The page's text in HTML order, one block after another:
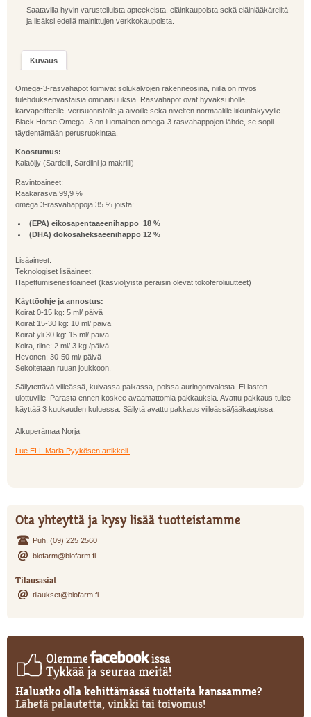
Saatavilla hyvin varustelluista apteekeista, eläinkaupoista sekä eläinlääkäreiltä
ja lisäksi edellä mainittujen verkkokaupoista.
Kuvaus
Omega-3-rasvahapot toimivat solukalvojen rakenneosina, niillä on myös
tulehduksenvastaisia ominaisuuksia. Rasvahapot ovat hyväksi iholle,
karvapeitteelle, verisuonistolle ja aivoille sekä nivelten normaalille liikuntakyvylle.
Black Horse Omega -3 on luontainen omega-3 rasvahappojen lähde, se sopii
täydentämään perusruokintaa.
Koostumus:
Kalaöljy (Sardelli, Sardiini ja makrilli)
Ravintoaineet:
Raakarasva 99,9 %
omega 3-rasvahappoja 35 % joista:
(EPA) eikosapentaaeenihappo 18 %
(DHA) dokosaheksaeenihappo 12 %
Lisäaineet:
Teknologiset lisäaineet:
Hapettumisenestoaineet (kasviöljyistä peräisin olevat tokoferoliuutteet)
Käyttöohje ja annostus:
Koirat 0-15 kg: 5 ml/ päivä
Koirat 15-30 kg: 10 ml/ päivä
Koirat yli 30 kg: 15 ml/ päivä
Koira, tiine: 2 ml/ 3 kg /päivä
Hevonen: 30-50 ml/ päivä
Sekoitetaan ruuan joukkoon.
Säilytettävä viileässä, kuivassa paikassa, poissa auringonvalosta. Ei lasten
ulottuville. Parasta ennen koskee avaamattomia pakkauksia. Avattu pakkaus tulee
käyttää 3 kuukauden kuluessa. Säilytä avattu pakkaus viileässä/jääkaapissa.
Alkuperämaa Norja
Lue ELL Maria Pyykösen artikkeli
Ota yhteyttä ja kysy lisää tuotteistamme
Puh. (09) 225 2560
biofarm@biofarm.fi
Tilausasiat
tilaukset@biofarm.fi
Haluatko olla kehittämässä tuotteita kanssamme?
Lähetä palautetta, vinkki tai toivomus!